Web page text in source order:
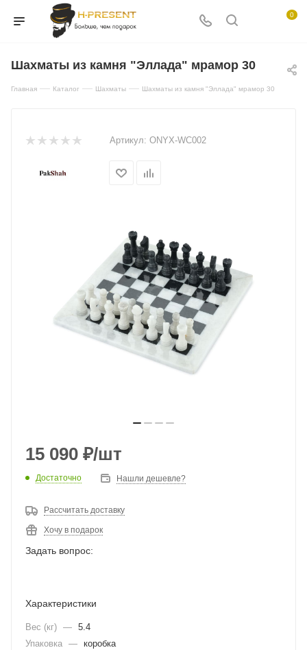
0
Шахматы из камня "Эллада" мрамор 30
Главная — Каталог — Шахматы — Шахматы из камня "Эллада" мрамор 30
Артикул: ONYX-WC002
15 090 ₽/шт
Достаточно Нашли дешевле?
Рассчитать доставку
Хочу в подарок
Задать вопрос:
Характеристики
Вес (кг) — 5.4
Упаковка — коробка